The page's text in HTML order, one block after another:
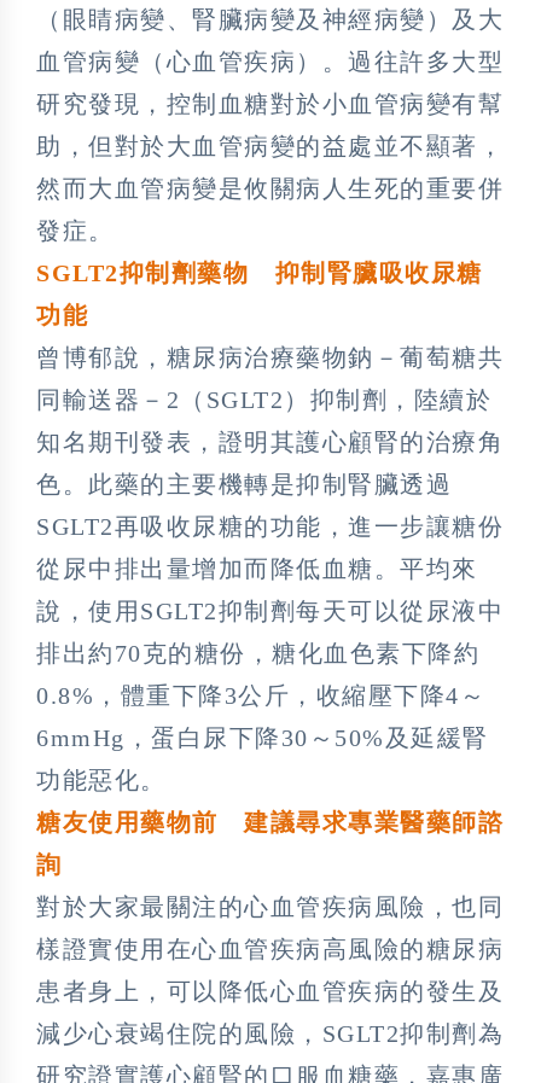
（眼睛病變、腎臟病變及神經病變）及大
血管病變（心血管疾病）。過往許多大型
研究發現，控制血糖對於小血管病變有幫
助，但對於大血管病變的益處並不顯著，
然而大血管病變是攸關病人生死的重要併
發症。
SGLT2抑制劑藥物 抑制腎臟吸收尿糖
功能
曾博郁說，糖尿病治療藥物鈉－葡萄糖共
同輸送器－2（SGLT2）抑制劑，陸續於
知名期刊發表，證明其護心顧腎的治療角
色。此藥的主要機轉是抑制腎臟透過
SGLT2再吸收尿糖的功能，進一步讓糖份
從尿中排出量增加而降低血糖。平均來
說，使用SGLT2抑制劑每天可以從尿液中
排出約70克的糖份，糖化血色素下降約
0.8%，體重下降3公斤，收縮壓下降4～
6mmHg，蛋白尿下降30～50%及延緩腎
功能惡化。
糖友使用藥物前 建議尋求專業醫藥師諮
詢
對於大家最關注的心血管疾病風險，也同
樣證實使用在心血管疾病高風險的糖尿病
患者身上，可以降低心血管疾病的發生及
減少心衰竭住院的風險，SGLT2抑制劑為
研究證實護心顧腎的口服血糖藥，嘉惠廣